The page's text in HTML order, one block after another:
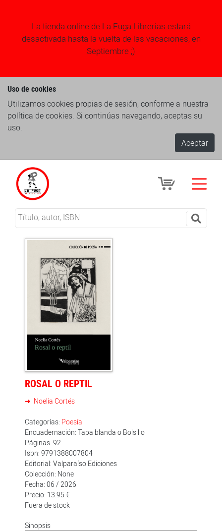
La tienda online de La Fuga Librerias estará
desactivada hasta la vuelta de las vacaciones, en
Septiembre ;)
Uso de cookies
Utilizamos cookies propias de sesión, conforme a nuestra
política de cookies. Si continúas navegando, aceptas su
uso.
Aceptar
ROSAL O REPTIL
Noelia Cortés
Categorías: Poesía
Encuadernación: Tapa blanda o Bolsillo
Páginas: 92
Isbn: 9791388007804
Editorial: Valparaíso Ediciones
Colección: None
Fecha: 06 / 2026
Precio: 13.95 €
Fuera de stock
Sinopsis